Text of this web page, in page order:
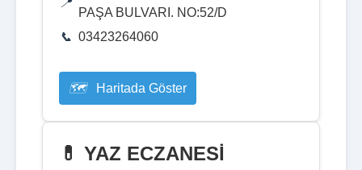
PAŞA BULVARI. NO:52/D
03423264060
Haritada Göster
💊 YAZ ECZANESİ